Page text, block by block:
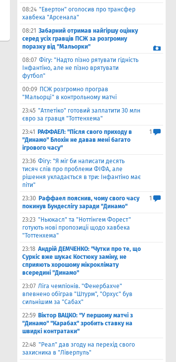
08:24 "Евертон" оголосив про трансфер
хавбека "Арсенала"
08:21 Забарний отримав найгіршу оцінку
серед усіх гравців ПСЖ за розгромну
поразку від "Мальорки"
08:07 Фігу: "Надто пізно рятувати гідність
Інфантіно, але не пізно врятувати
футбол"
00:09 ПСЖ розгромно програв
"Мальорці" в контрольному матчі
23:45 "Атлетіко" готовий заплатити 30 млн
євро за гравця "Тоттенхема"
23:41
РАФФАЕЛ: "Після свого приходу в
"Динамо" Блохін не давав мені багато
ігрового часу"
1
23:36 Фігу: "Я міг би написати десять
тисяч слів про проблеми ФІФА, але
рішення укладається в три: Інфантіно має
піти"
23:30 Раффаел пояснив, чому свого часу
покинув Бундеслігу заради "Динамо"
1
23:23 "Ньюкасл" та "Ноттінгем Форест"
готують нові пропозиції щодо хавбека
"Тоттенхема"
23:18 Андрій ДЕМЧЕНКО: "Чутки про те, що
Суркіс вже шукає Костюку заміну, не
сприяють хорошому мікроклімату
всередині "Динамо"
23:07 Ліга чемпіонів. "Фенербахче"
впевнено обіграв "Штурм", "Орхус" був
сильнішим за "Сабах"
22:59 Віктор ВАЦКО: "У першому матчі з
"Динамо" "Карабах" зробить ставку на
швидкі контратаки"
22:48 "Реал" дав згоду на перехід свого
захисника в "Ліверпуль"